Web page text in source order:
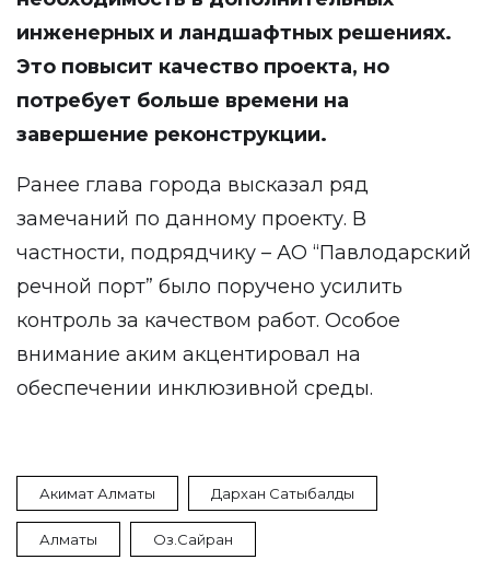
инженерных и ландшафтных решениях.
Это повысит качество проекта, но
потребует больше времени на
завершение реконструкции.
Ранее глава города высказал ряд
замечаний по данному проекту. В
частности, подрядчику – АО “Павлодарский
речной порт” было поручено усилить
контроль за качеством работ. Особое
внимание аким акцентировал на
обеспечении инклюзивной среды.
Акимат Алматы Дархан Сатыбалды
Алматы Оз.Сайран